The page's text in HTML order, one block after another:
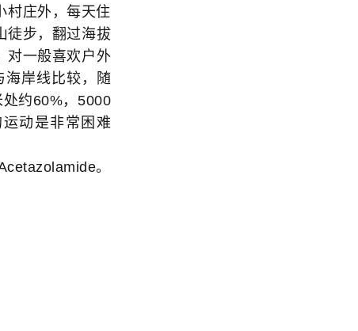
庄外，每天住
徒步，翻过海拔
对一般喜欢户外
海岸线比较，随
约60%，5000
动是非常困难
。